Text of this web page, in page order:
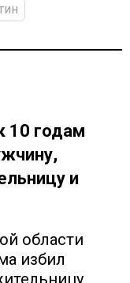
10 годам
и
области
избил